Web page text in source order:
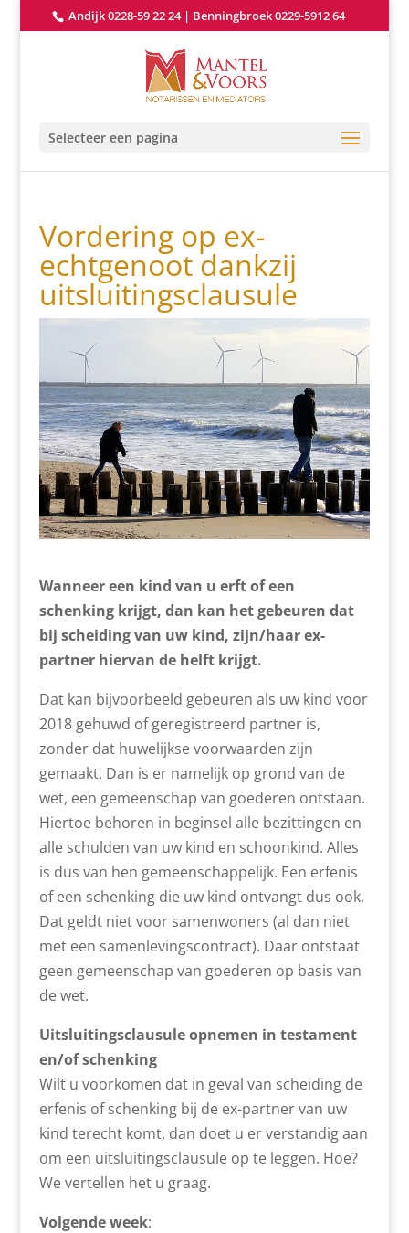
Andijk 0228-59 22 24| Benningbroek 0229-5912 64
Selecteer een pagina
Vordering op ex-
echtgenoot dankzij
uitsluitingsclausule
Wanneer een kind van u erft of een
schenking krijgt, dan kan het gebeuren dat
bij scheiding van uw kind, zijn/haar ex-
partner hiervan de helft krijgt.
Dat kan bijvoorbeeld gebeuren als uw kind voor
2018 gehuwd of geregistreerd partner is,
zonder dat huwelijkse voorwaarden zijn
gemaakt. Dan is er namelijk op grond van de
wet, een gemeenschap van goederen ontstaan.
Hiertoe behoren in beginsel alle bezittingen en
alle schulden van uw kind en schoonkind. Alles
is dus van hen gemeenschappelijk. Een erfenis
of een schenking die uw kind ontvangt dus ook.
Dat geldt niet voor samenwoners (al dan niet
met een samenlevingscontract). Daar ontstaat
geen gemeenschap van goederen op basis van
de wet.
Uitsluitingsclausule opnemen in testament
en/of schenking
Wilt u voorkomen dat in geval van scheiding de
erfenis of schenking bij de ex-partner van uw
kind terecht komt, dan doet u er verstandig aan
om een uitsluitingsclausule op te leggen. Hoe?
We vertellen het u graag.
Volgende week: